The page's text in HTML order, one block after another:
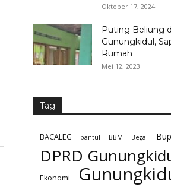
Oktober 17, 2024
Puting Beliung
Gunungkidul,
Rumah
Mei 12, 2023
Tag
BACALEG bantul BBM Begal
DPRD
Ekonomi